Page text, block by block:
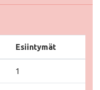
Esiintymät
1